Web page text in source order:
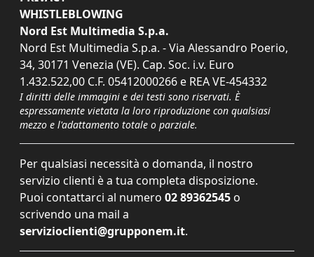
WHISTLEBLOWING
Nord Est Multimedia S.p.a.
Nord Est Multimedia S.p.a. - Via Alessandro Poerio,
34, 30171 Venezia (VE). Cap. Soc. i.v. Euro
1.432.522,00 C.F. 05412000266 e REA VE-454332
I diritti delle immagini e dei testi sono riservati. È
espressamente vietata la loro riproduzione con qualsiasi
mezzo e l'adattamento totale o parziale.
Per qualsiasi necessità o domanda, il nostro
servizio clienti è a tua completa disposizione.
Puoi contattarci al numero 02 89362545 o
scrivendo una mail a
servizioclienti@grupponem.it.